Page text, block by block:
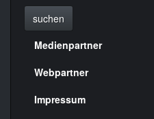
suchen
Menülinks
rechte
Seite
Medienpartner
Webpartner
Impressum